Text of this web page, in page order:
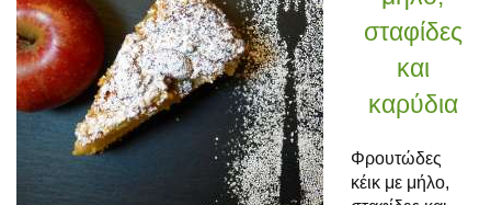
σταφίδες
και
καρύδια
Φρουτώδες
κέικ με μήλο,